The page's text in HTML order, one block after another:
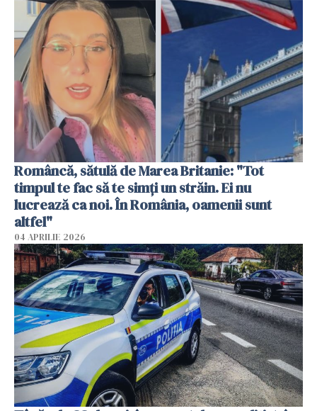
Româncă, sătulă de Marea Britanie: "Tot
timpul te fac să te simți un străin. Ei nu
lucrează ca noi. În România, oamenii sunt
altfel"
04 APRILIE 2026